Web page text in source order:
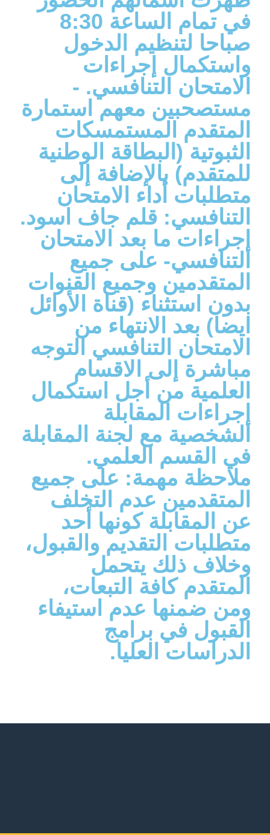
في تمام الساعة 8:30
صباحا لتنظيم الدخول
واستكمال إجراءات
الامتحان التنافسي. -
مستصحبين معهم استمارة
المتقدم المستمسكات
الثبوتية (البطاقة الوطنية
للمتقدم) بالإضافة إلى
متطلبات أداء الامتحان
التنافسي: قلم جاف اسود.
إجراءات ما بعد الامتحان
التنافسي- على جميع
المتقدمين وجميع القنوات
بدون استثناء (قناة الأوائل
ايضا) بعد الانتهاء من
الامتحان التنافسي التوجه
مباشرة إلى الاقسام
العلمية من أجل استكمال
إجراءات المقابلة
الشخصية مع لجنة المقابلة
في القسم العلمي.
ملاحظة مهمة: على جميع
المتقدمين عدم التخلف
عن المقابلة كونها أحد
متطلبات التقديم والقبول،
وخلاف ذلك يتحمل
المتقدم كافة التبعات،
ومن ضمنها عدم استيفاء
القبول في برامج
الدراسات العليا.